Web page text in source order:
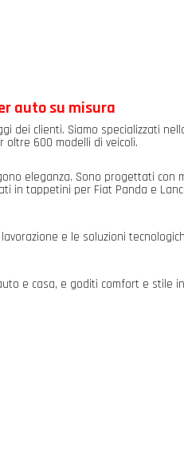
auto su misura
dei clienti. Siamo specializzati
600 modelli di veicoli.
eleganza. Sono progettati con
in tappetini per Fiat Panda e
e le soluzioni
e casa, e goditi comfort e stile